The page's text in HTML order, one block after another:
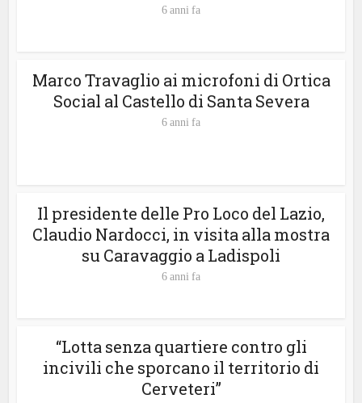
6 anni fa
Marco Travaglio ai microfoni di Ortica
Social al Castello di Santa Severa
6 anni fa
Il presidente delle Pro Loco del Lazio,
Claudio Nardocci, in visita alla mostra
su Caravaggio a Ladispoli
6 anni fa
“Lotta senza quartiere contro gli
incivili che sporcano il territorio di
Cerveteri”